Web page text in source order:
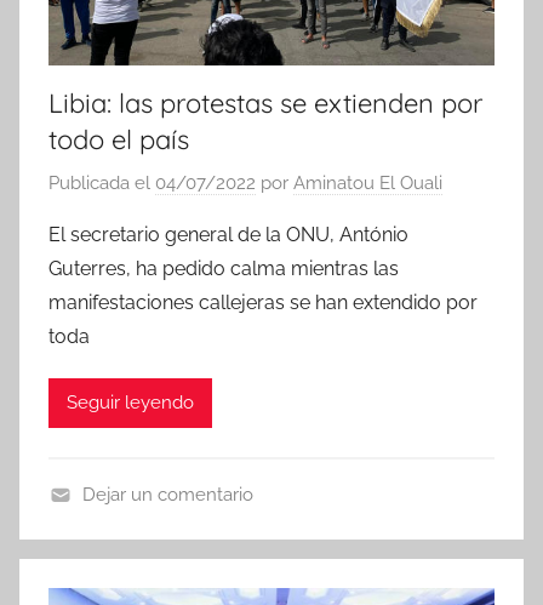
Libia: las protestas se extienden por
todo el país
Publicada el 04/07/2022 por Aminatou El Ouali
El secretario general de la ONU, António
Guterres, ha pedido calma mientras las
manifestaciones callejeras se han extendido por
toda
Seguir leyendo
o
t
Dejar un comentario